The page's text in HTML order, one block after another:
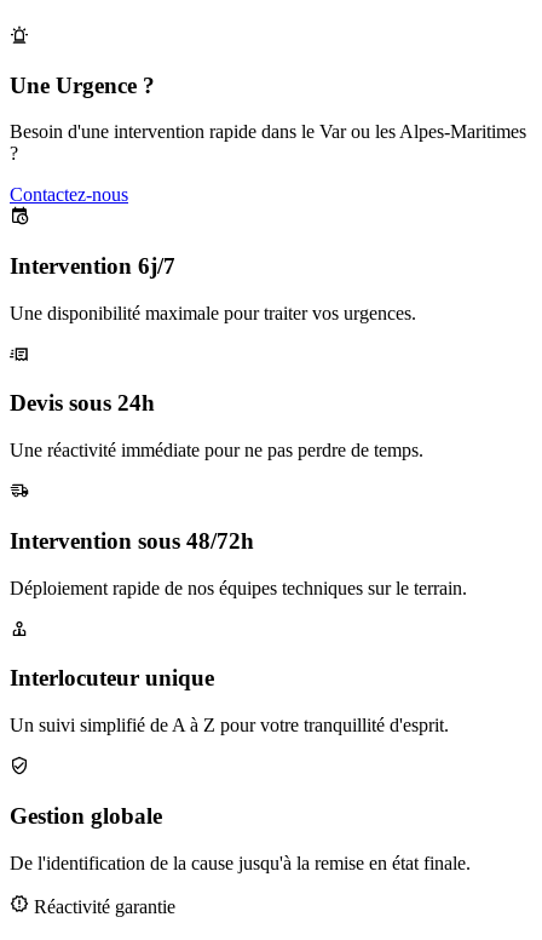
Une Urgence ?
Besoin d'une intervention rapide dans le Var ou les Alpes-Maritimes
?
Contactez-nous
Intervention 6j/7
Une disponibilité maximale pour traiter vos urgences.
Devis sous 24h
Une réactivité immédiate pour ne pas perdre de temps.
Intervention sous 48/72h
Déploiement rapide de nos équipes techniques sur le terrain.
Interlocuteur unique
Un suivi simplifié de A à Z pour votre tranquillité d'esprit.
Gestion globale
De l'identification de la cause jusqu'à la remise en état finale.
Réactivité garantie